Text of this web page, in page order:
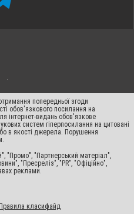
попередньої згоди
обов'язкового посилання на
інтернет-видань обов'язкове
систем гіперпосилання на цитовані
в якості джерела. Порушення
"Промо", "Партнерський матеріал",
"Пресреліз", "PR", "Офіційно",
реклами.
Правила класифайд